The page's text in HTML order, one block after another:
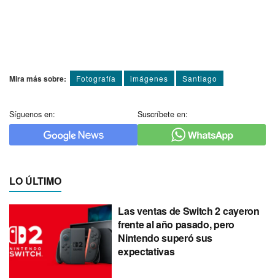
Mira más sobre: Fotografí­a imágenes Santiago
Síguenos en: Suscríbete en:
LO ÚLTIMO
Las ventas de Switch 2 cayeron
frente al año pasado, pero
Nintendo superó sus
expectativas